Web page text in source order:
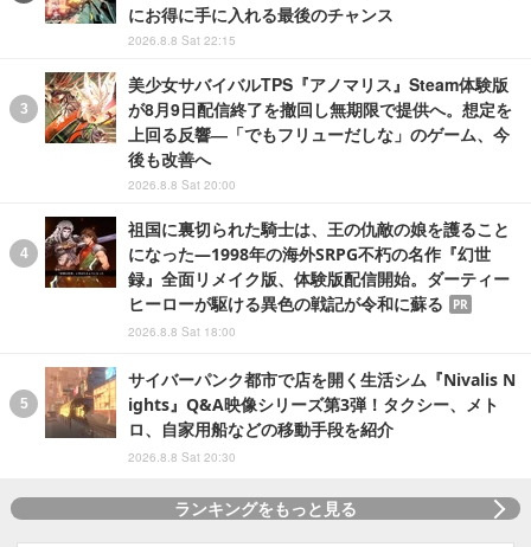
にお得に手に入れる最後のチャンス
2026.8.8 Sat 22:15
美少女サバイバルTPS『アノマリス』Steam体験版
が8月9日配信終了を撤回し無期限で提供へ。想定を
上回る反響―「でもフリューだしな」のゲーム、今
後も改善へ
2026.8.8 Sat 20:00
祖国に裏切られた騎士は、王の仇敵の娘を護ること
になった―1998年の海外SRPG不朽の名作『幻世
録』全面リメイク版、体験版配信開始。ダーティー
ヒーローが駆ける異色の戦記が令和に蘇る
PR
2026.8.8 Sat 18:00
サイバーパンク都市で店を開く生活シム『Nivalis N
ights』Q&A映像シリーズ第3弾！タクシー、メト
ロ、自家用船などの移動手段を紹介
2026.8.8 Sat 20:30
ランキングをもっと見る